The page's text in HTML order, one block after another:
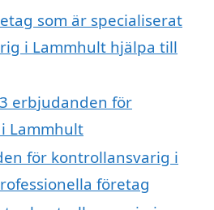
som är specialiserat
i Lammhult hjälpa till
erbjudanden för
Lammhult
för kontrollansvarig i
företag